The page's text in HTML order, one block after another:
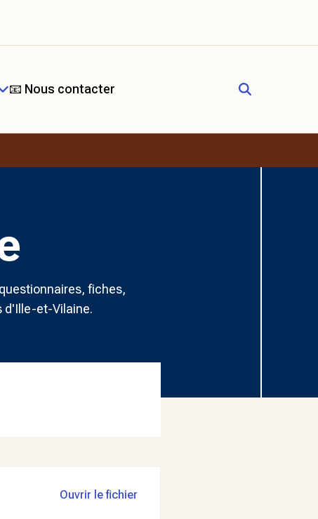
📧 Nous contacter
fiches,
d'Ille-et-Vilaine.
Ouvrir le fichier